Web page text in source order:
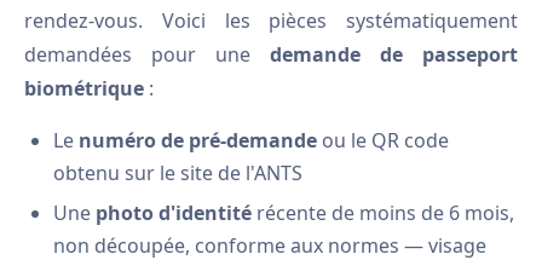
rendez-vous. Voici les pièces systématiquement
demandées pour une demande de passeport
biométrique :
Le numéro de pré-demande ou le QR code
obtenu sur le site de l'ANTS
Une photo d'identité récente de moins de 6 mois,
non découpée, conforme aux normes — visage